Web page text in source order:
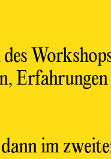
Erfahrungen
im